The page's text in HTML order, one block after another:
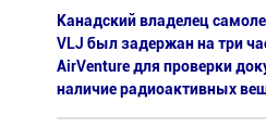
Канадский владелец
VLJ был задержан на три
AirVenture для проверки
наличие радиоактивных